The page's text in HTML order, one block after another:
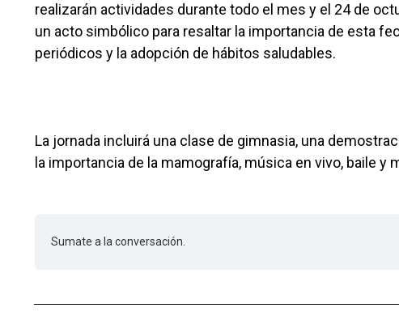
realizarán actividades durante todo el mes y el 24 de
un acto simbólico para resaltar la importancia de esta
periódicos y la adopción de hábitos saludables.
La jornada incluirá una clase de gimnasia, una
la importancia de la mamografía, música en vivo, baile y
Sumate a la conversación.